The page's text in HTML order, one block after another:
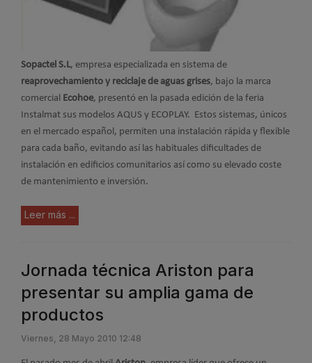
Sopactel S.L, empresa especializada en sistema de
reaprovechamiento y reciclaje de aguas grises, bajo la marca
comercial Ecohoe, presentó en la pasada edición de la feria
Instalmat sus modelos AQUS y ECOPLAY. Estos sistemas, únicos
en el mercado español, permiten una instalación rápida y flexible
para cada baño, evitando así las habituales dificultades de
instalación en edificios comunitarios así como su elevado coste
de mantenimiento e inversión.
Leer más ...
Jornada técnica Ariston para
presentar su amplia gama de
productos
Viernes, 28 Mayo 2010 12:48